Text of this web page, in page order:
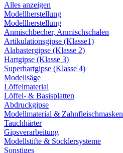
Alles anzeigen
Modellherstellung
Modellherstellung
Anmischbecher, Anmischschalen
Artikulationsgipse (Klasse1)
Alabastergipse (Klasse 2)
Hartgipse (Klasse 3)
Superhartgipse (Klasse 4)
Modellsäge
Löffelmaterial
Löffel- & Basisplatten
Abdruckgipse
Modellmaterial & Zahnfleischmasken
Tauchhärter
Gipsverarbeitung
Modellstifte & Socklersysteme
Sonstiges